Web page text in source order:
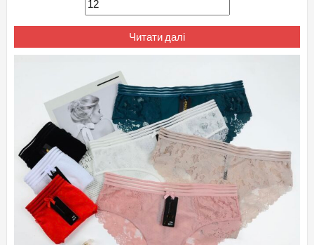
Читати далі